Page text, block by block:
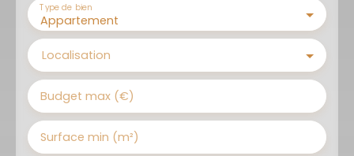
Appartement
Type de bien
Localisation
Budget max (€)
Surface min (m²)